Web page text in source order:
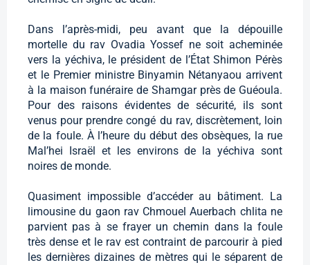
Dans l’après-midi, peu avant que la dépouille
mortelle du rav Ovadia Yossef ne soit acheminée
vers la yéchiva, le président de l’État Shimon Pérès
et le Premier ministre Binyamin Nétanyaou arrivent
à la maison funéraire de Shamgar près de Guéoula.
Pour des raisons évidentes de sécurité, ils sont
venus pour prendre congé du rav, discrètement, loin
de la foule. À l’heure du début des obsèques, la rue
Mal’hei Israël et les environs de la yéchiva sont
noires de monde.
Quasiment impossible d’accéder au bâtiment. La
limousine du gaon rav Chmouel Auerbach chlita ne
parvient pas à se frayer un chemin dans la foule
très dense et le rav est contraint de parcourir à pied
les dernières dizaines de mètres qui le séparent de